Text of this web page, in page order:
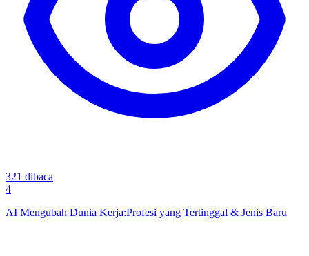
321 dibaca
4
AI Mengubah Dunia Kerja:Profesi yang Tertinggal & Jenis Baru